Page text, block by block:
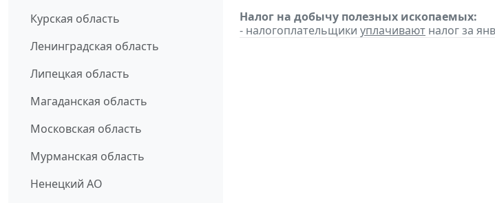
Курская область
Ленинградская область
Липецкая область
Магаданская область
Московская область
Мурманская область
Ненецкий АО
Налог на добычу полезных ископаемых:
- налогоплательщики уплачивают налог за